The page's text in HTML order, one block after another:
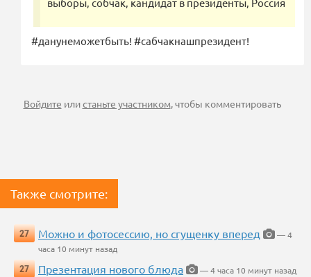
#данунеможетбыть! #сабчакнашпрезидент!
Войдите илистаньте участником, чтобы комментировать
Также смотрите:
27 Можно и фотосессию, но сгущенку вперед
— 4
часа 10 минут назад
27
Презентация нового блюда
— 4 часа 10 минут назад